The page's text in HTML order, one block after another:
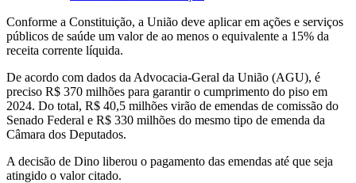
Conforme a Constituição, a União deve aplicar em ações e serviços
públicos de saúde um valor de ao menos o equivalente a 15% da
receita corrente líquida.
De acordo com dados da Advocacia-Geral da União (AGU), é
preciso R$ 370 milhões para garantir o cumprimento do piso em
2024. Do total, R$ 40,5 milhões virão de emendas de comissão do
Senado Federal e R$ 330 milhões do mesmo tipo de emenda da
Câmara dos Deputados.
A decisão de Dino liberou o pagamento das emendas até que seja
atingido o valor citado.